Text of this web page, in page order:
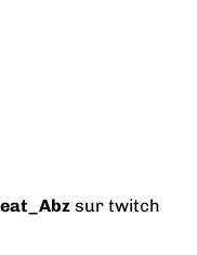
sur twitch